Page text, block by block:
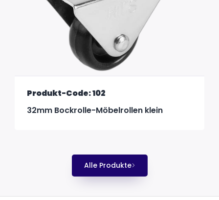
Produkt-Code: 102
32mm Bockrolle-Möbelrollen klein
Alle Produkte